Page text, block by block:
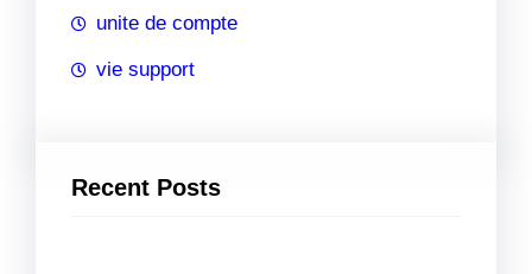
unite de compte
vie support
Recent Posts